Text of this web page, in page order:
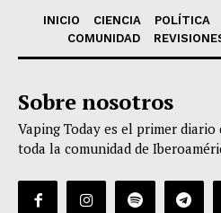
INICIO CIENCIA POLÍTICA
COMUNIDAD
Sobre nosotros
Vaping Today es el primer
toda la comunidad de